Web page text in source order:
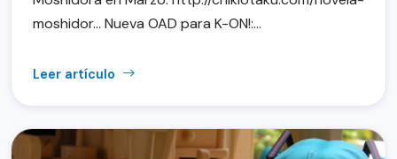
moshidor… Nueva OAD para K-ON!:…
Leer artículo